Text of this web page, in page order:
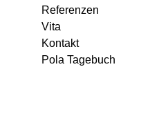
Referenzen
Vita
Kontakt
Pola Tagebuch